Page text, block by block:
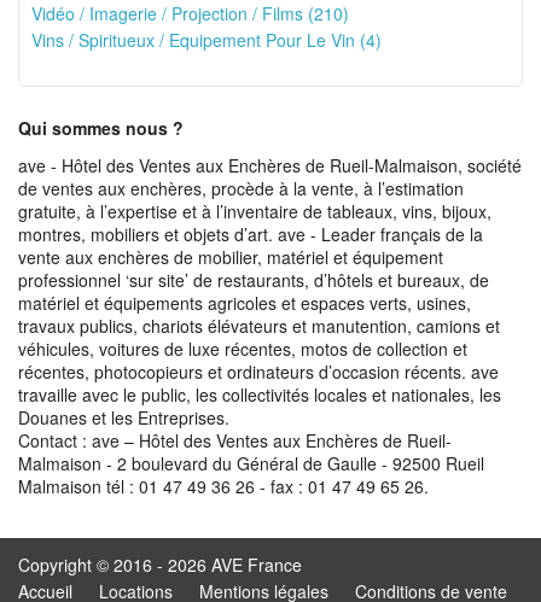
Vidéo / Imagerie / Projection / Films (210)
Vins / Spiritueux / Equipement Pour Le Vin (4)
Qui sommes nous ?
ave - Hôtel des Ventes aux Enchères de Rueil-Malmaison, société
de ventes aux enchères, procède à la vente, à l’estimation
gratuite, à l’expertise et à l’inventaire de tableaux, vins, bijoux,
montres, mobiliers et objets d’art. ave - Leader français de la
vente aux enchères de mobilier, matériel et équipement
professionnel ‘sur site’ de restaurants, d’hôtels et bureaux, de
matériel et équipements agricoles et espaces verts, usines,
travaux publics, chariots élévateurs et manutention, camions et
véhicules, voitures de luxe récentes, motos de collection et
récentes, photocopieurs et ordinateurs d’occasion récents. ave
travaille avec le public, les collectivités locales et nationales, les
Douanes et les Entreprises.
Contact : ave – Hôtel des Ventes aux Enchères de Rueil-
Malmaison - 2 boulevard du Général de Gaulle - 92500 Rueil
Malmaison tél : 01 47 49 36 26 - fax : 01 47 49 65 26.
Copyright © 2016 - 2026 AVE France
Accueil
Locations Mentions légales Conditions de vente